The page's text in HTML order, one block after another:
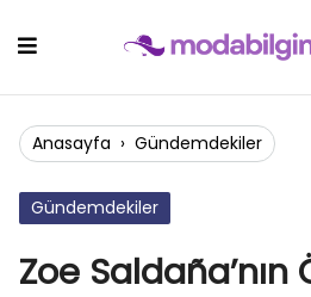
Anasayfa › Gündemdekiler
Gündemdekiler
Zoe